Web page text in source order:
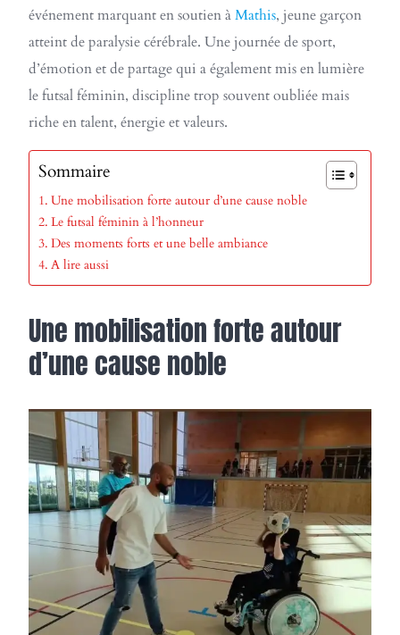
événement marquant en soutien àMathis, jeune garçon
atteint de paralysie cérébrale. Une journée de sport,
d’émotion et de partage qui a également mis en lumière
le futsal féminin, discipline trop souvent oubliée mais
riche en talent, énergie et valeurs.
Sommaire
Une mobilisation forte autour d’une cause noble
Le futsal féminin à l’honneur
Des moments forts et une belle ambiance
A lire aussi
Une mobilisation forte autour
d’une cause noble